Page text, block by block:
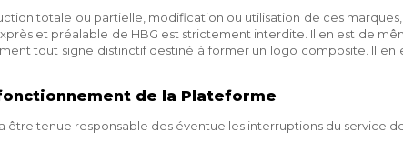
totale ou partielle, modification ou utilisation de ces
et préalable de HBG est strictement interdite. Il en est de
tout signe distinctif destiné à former un logo composite. Il
de la Plateforme
être tenue responsable des éventuelles interruptions du